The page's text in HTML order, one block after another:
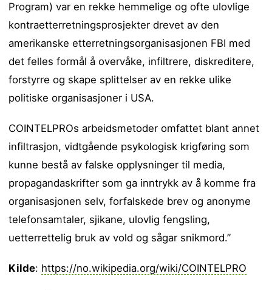
Program) var en rekke hemmelige og ofte ulovlige
kontraetterretningsprosjekter drevet av den
amerikanske etterretningsorganisasjonen FBI med
det felles formål å overvåke, infiltrere, diskreditere,
forstyrre og skape splittelser av en rekke ulike
politiske organisasjoner i USA.
COINTELPROs arbeidsmetoder omfattet blant annet
infiltrasjon, vidtgående psykologisk krigføring som
kunne bestå av falske opplysninger til media,
propagandaskrifter som ga inntrykk av å komme fra
organisasjonen selv, forfalskede brev og anonyme
telefonsamtaler, sjikane, ulovlig fengsling,
uetterrettelig bruk av vold og sågar snikmord.”
Kilde: https://no.wikipedia.org/wiki/COINTELPRO